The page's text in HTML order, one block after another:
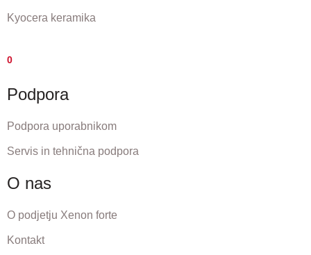
Kyocera keramika
0
Podpora
Podpora uporabnikom
Servis in tehnična podpora
O nas
O podjetju Xenon forte
Kontakt